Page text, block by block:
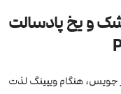
و یخ پادسالت
جویس، هنگام ویپینگ لذت